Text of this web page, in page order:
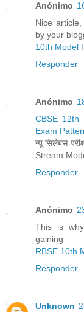
Anónimo
Nice
by your
10th Model
Responder
Anónimo
CBSE 12th
Exam
न्यू सिलेबस
Stream
Responder
Anónimo
This is
gaining
RBSE 10th
Responder
Unknown